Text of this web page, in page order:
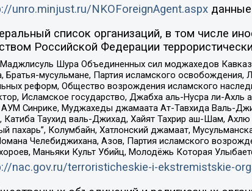
unro.minjust.ru/NKOForeignAgent.aspxданные
список организаций, в том числе
Российской Федерации
Шура Объединенных сил моджахедов
Братья-мусульмане, Партия исламского
реформ, Общество возрождения исламского
Исламское государство, Джабха аль-Нусра ли-
АУМ Синрике, Муджахеды джамаата Ат-Тавхида Валь-
Таухид валь-Джихад, Хайят Тахрир аш-Шам,
пахарь”, Колумбайн, Хатлонский джамаат,
Челебиджихана, Азов, Партия исламского
Маньяки Культ Убийц, Молодёжь Которая
nac.gov.ru/terroristicheskie-i-ekstremistskie-